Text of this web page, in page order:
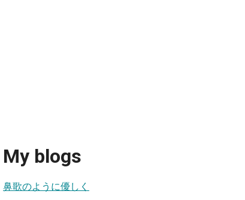
My blogs
鼻歌のように優しく